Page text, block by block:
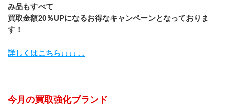
み品もすべて
買取金額20％UPになるお得なキャンペーンとなっておりま
す！
詳しくはこちら↓↓↓↓↓↓
今月の買取強化ブランド